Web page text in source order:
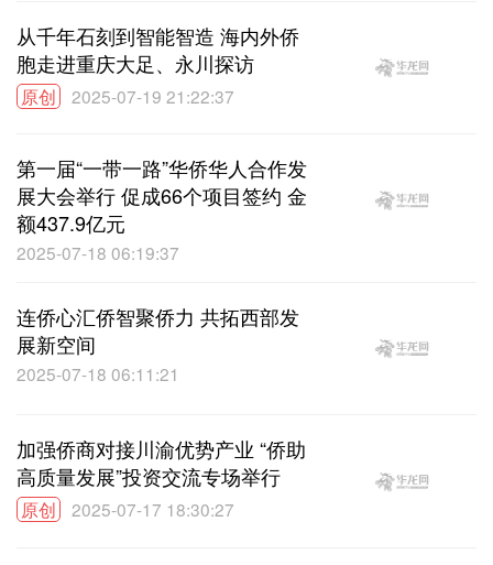
从千年石刻到智能智造 海内外侨
胞走进重庆大足、永川探访
原创 2025-07-19 21:22:37
第一届“一带一路”华侨华人合作发
展大会举行 促成66个项目签约 金
额437.9亿元
2025-07-18 06:19:37
连侨心汇侨智聚侨力 共拓西部发
展新空间
2025-07-18 06:11:21
加强侨商对接川渝优势产业 “侨助
高质量发展”投资交流专场举行
原创 2025-07-17 18:30:27